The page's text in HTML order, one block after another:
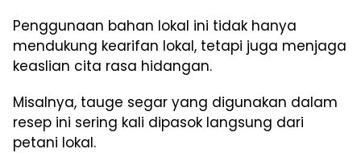
Penggunaan bahan lokal ini tidak hanya
mendukung kearifan lokal, tetapi juga menjaga
keaslian cita rasa hidangan.
Misalnya, tauge segar yang digunakan dalam
resep ini sering kali dipasok langsung dari
petani lokal.